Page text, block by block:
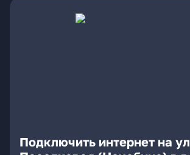
Подключить интернет на ул